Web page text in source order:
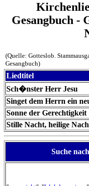
Gesangbuch -
(Quelle: Gotteslob.
Gesangbuch)
Liedtitel
Sch�nster Herr Jesu
Singet dem Herrn ein
Sonne der Gerechtigkeit
Stille Nacht, heilige
Suche